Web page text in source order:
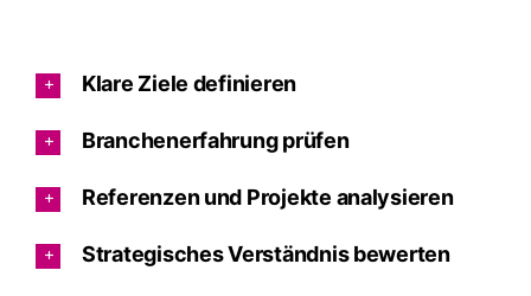
Klare Ziele definieren
Branchenerfahrung prüfen
Referenzen und Projekte analysieren
Strategisches Verständnis bewerten